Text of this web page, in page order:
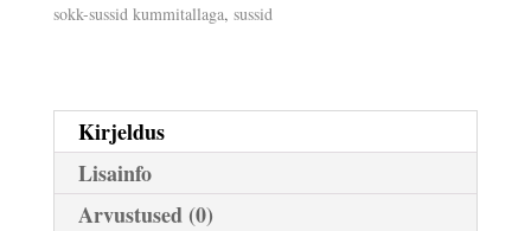
sokk-sussid kummitallaga, sussid
Kirjeldus
Lisainfo
Arvustused (0)